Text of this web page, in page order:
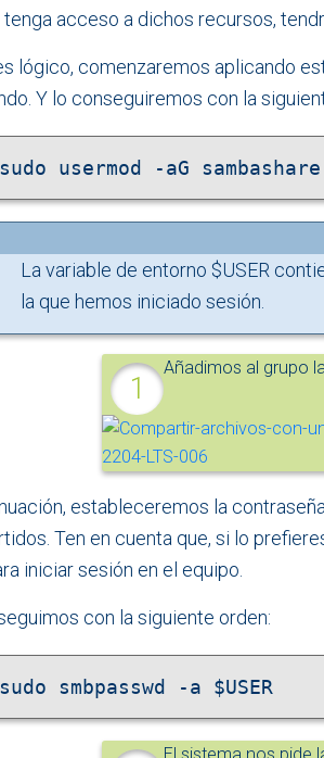
tenga acceso a dichos recursos,
lógico, comenzaremos aplicando
Y lo conseguiremos con la
sudo usermod -aG sambashare
La variable de entorno $USER
la que hemos iniciado sesión.
Añadimos al grupo
estableceremos la
Ten en cuenta que, si lo
iniciar sesión en el equipo.
con la siguiente orden:
sudo smbpasswd -a $USER